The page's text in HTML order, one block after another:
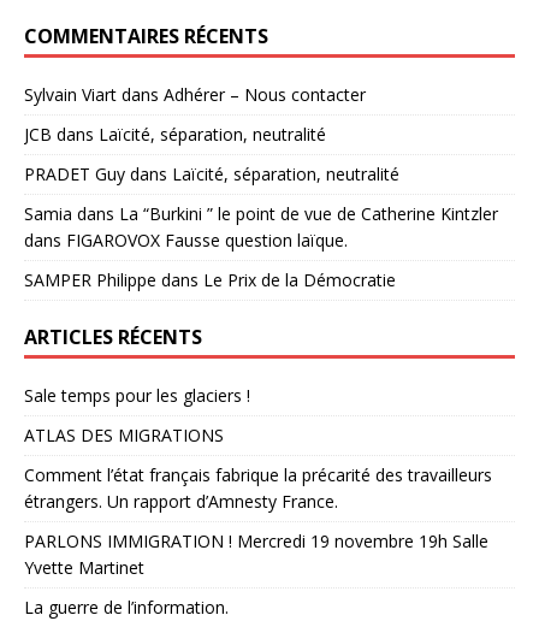
COMMENTAIRES RÉCENTS
Sylvain Viart dans Adhérer – Nous contacter
JCB dans Laïcité, séparation, neutralité
PRADET Guy dans Laïcité, séparation, neutralité
Samia dans La “Burkini ” le point de vue de Catherine Kintzler
dans FIGAROVOX Fausse question laïque.
SAMPER Philippe dans Le Prix de la Démocratie
ARTICLES RÉCENTS
Sale temps pour les glaciers !
ATLAS DES MIGRATIONS
Comment l’état français fabrique la précarité des travailleurs
étrangers. Un rapport d’Amnesty France.
PARLONS IMMIGRATION ! Mercredi 19 novembre 19h Salle
Yvette Martinet
La guerre de l’information.